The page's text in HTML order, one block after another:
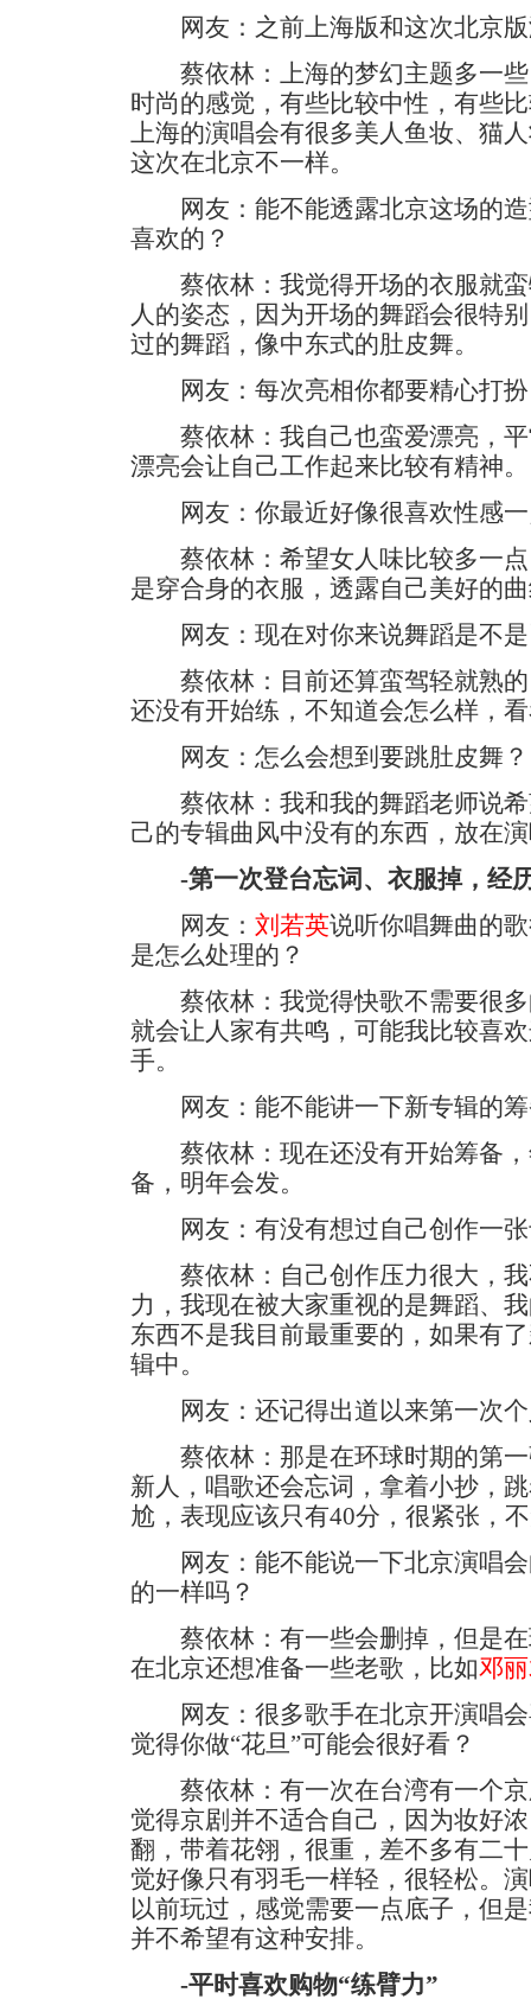
网友：之前上海版和这次北京版
蔡依林：上海的梦幻主题多一些
时尚的感觉，有些比较中性，有些
上海的演唱会有很多美人鱼妆、猫
这次在北京不一样。
网友：能不能透露北京这场的造
喜欢的？
蔡依林：我觉得开场的衣服就蛮
人的姿态，因为开场的舞蹈会很特
过的舞蹈，像中东式的肚皮舞。
网友：每次亮相你都要精心打扮
蔡依林：我自己也蛮爱漂亮，平
漂亮会让自己工作起来比较有精神。
网友：你最近好像很喜欢性感一
蔡依林：希望女人味比较多一点
是穿合身的衣服，透露自己美好的
网友：现在对你来说舞蹈是不是
蔡依林：目前还算蛮驾轻就熟的
还没有开始练，不知道会怎么样，
网友：怎么会想到要跳肚皮舞？
蔡依林：我和我的舞蹈老师说希
己的专辑曲风中没有的东西，放在
-第一次登台忘词、衣服掉，经
网友： 刘若英说听你唱舞曲的
是怎么处理的？
蔡依林：我觉得快歌不需要很多
就会让人家有共鸣，可能我比较喜
手。
网友：能不能讲一下新专辑的筹
蔡依林：现在还没有开始筹备，
备，明年会发。
网友：有没有想过自己创作一张
蔡依林：自己创作压力很大，我
力，我现在被大家重视的是舞蹈、
东西不是我目前最重要的，如果有
辑中。
网友：还记得出道以来第一次个
蔡依林：那是在环球时期的第一
新人，唱歌还会忘词，拿着小抄，
尬，表现应该只有40分，很紧张，
网友：能不能说一下北京演唱会
的一样吗？
蔡依林：有一些会删掉，但是在
在北京还想准备一些老歌，比如邓
网友：很多歌手在北京开演唱会
觉得你做“花旦”可能会很好看？
蔡依林：有一次在台湾有一个京
觉得京剧并不适合自己，因为妆好
翻，带着花翎，很重，差不多有二
觉好像只有羽毛一样轻，很轻松。
以前玩过，感觉需要一点底子，但
并不希望有这种安排。
-平时喜欢购物“练臂力”